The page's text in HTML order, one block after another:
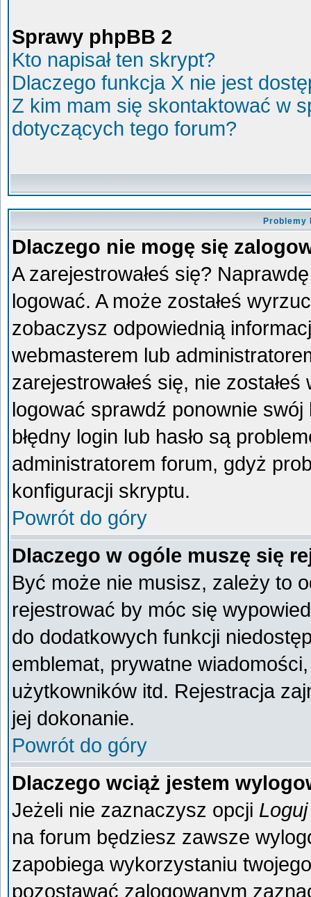
Sprawy phpBB 2
Kto napisał ten skrypt?
Dlaczego funkcja X nie jest
Z kim mam się skontaktować w
dotyczących tego forum?
Problemy
Dlaczego nie mogę się
A zarejestrowałeś się?
logować. A może zostałeś
zobaczysz odpowiednią
webmasterem lub
zarejestrowałeś się, nie
logować sprawdź ponownie swój
błędny login lub hasło są
administratorem forum, gdyż
konfiguracji skryptu.
Powrót do góry
Dlaczego w ogóle muszę się
Być może nie musisz, zależy to
rejestrować by móc się
do dodatkowych funkcji
emblemat, prywatne
użytkowników itd. Rejestracja
jej dokonanie.
Powrót do góry
Dlaczego wciąż jestem
Jeżeli nie zaznaczysz opcji
na forum będziesz zawsze
zapobiega wykorzystaniu
pozostawać zalogowanym